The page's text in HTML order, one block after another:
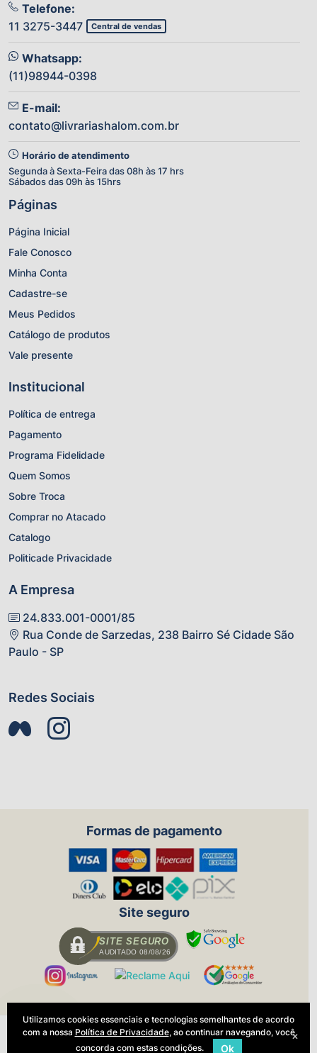
Telefone:
11 3275-3447
Central de vendas
Whatsapp:
(11)98944-0398
E-mail:
contato@livrariashalom.com.br
Horário de atendimento
Segunda à Sexta-Feira das 08h às 17 hrs
Sábados das 09h às 15hrs
Páginas
Página Inicial
Fale Conosco
Minha Conta
Cadastre-se
Meus Pedidos
Catálogo de produtos
Vale presente
Institucional
Política de entrega
Pagamento
Programa Fidelidade
Quem Somos
Sobre Troca
Comprar no Atacado
Catalogo
Politicade Privacidade
A Empresa
24.833.001-0001/85
Rua Conde de Sarzedas, 238 Bairro Sé Cidade São
Paulo - SP
Redes Sociais
Formas de pagamento
Site seguro
SITE SEGURO
AUDITADO 08/08/26
Todas as regras e promoções são
válidas apenas para produtos vendidos
Utilizamos cookies essenciais e tecnologias semelhantes de acordo
com a nossa Política de Privacidade, ao continuar navegando, você
concorda com estas condições.
Ok
×